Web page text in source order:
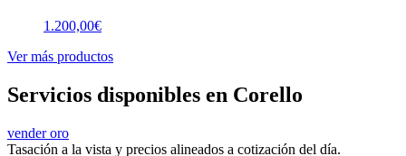
1.200,00€
Ver más productos
Servicios disponibles en Corello
vender oro
Tasación a la vista y precios alineados a cotización del día.